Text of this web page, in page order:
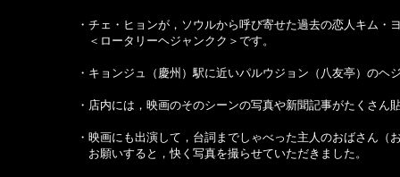
・チェ・ヒョンが，ソウルから呼び寄せた過去の恋人キム・ヨ
＜ロータリーヘジャンクク＞です。
・キョンジュ（慶州）駅に近いパルウジョン（八友亭）のヘジ
・店内には，映画のそのシーンの写真や新聞記事がたくさん貼
・映画にも出演して，台詞までしゃべった主人のおばさん（お
お願いすると，快く写真を撮らせていただきました。